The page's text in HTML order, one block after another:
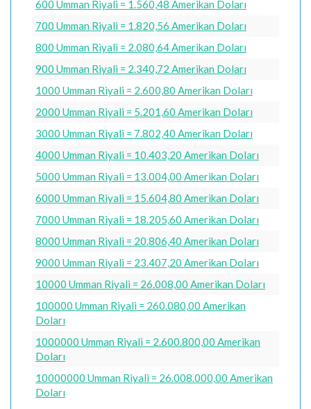
600 Umman Riyali = 1.560,48 Amerikan Doları
700 Umman Riyali = 1.820,56 Amerikan Doları
800 Umman Riyali = 2.080,64 Amerikan Doları
900 Umman Riyali = 2.340,72 Amerikan Doları
1000 Umman Riyali = 2.600,80 Amerikan Doları
2000 Umman Riyali = 5.201,60 Amerikan Doları
3000 Umman Riyali = 7.802,40 Amerikan Doları
4000 Umman Riyali = 10.403,20 Amerikan Doları
5000 Umman Riyali = 13.004,00 Amerikan Doları
6000 Umman Riyali = 15.604,80 Amerikan Doları
7000 Umman Riyali = 18.205,60 Amerikan Doları
8000 Umman Riyali = 20.806,40 Amerikan Doları
9000 Umman Riyali = 23.407,20 Amerikan Doları
10000 Umman Riyali = 26.008,00 Amerikan Doları
100000 Umman Riyali = 260.080,00 Amerikan
Doları
1000000 Umman Riyali = 2.600.800,00 Amerikan
Doları
10000000 Umman Riyali = 26.008.000,00 Amerikan
Doları